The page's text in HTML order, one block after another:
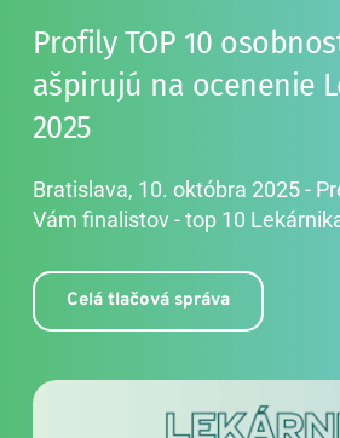
Profily TOP 10
ašpirujú na ocenenie
2025
Bratislava, 10. októbra 2025 -
Vám finalistov - top 10
Celá tlačová správa